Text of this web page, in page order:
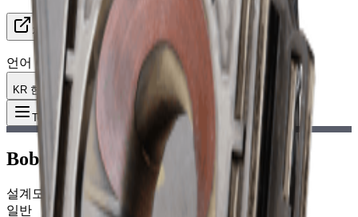
자료
언어
KR 한국어
Toggle Menu 아이템 Bobcat Blueprint
Bobcat Blueprint
설계도
일반